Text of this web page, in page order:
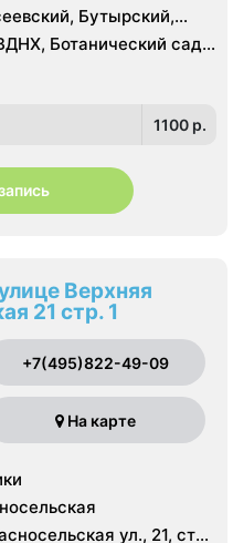
Бутырский,
Ростокино,
Медведково, Южное
Ботанический сад,
Улица
Улица
1100 p.
Верхняя
21 стр. 1
+7(495)822-49-09
На карте
ул., 21, стр.